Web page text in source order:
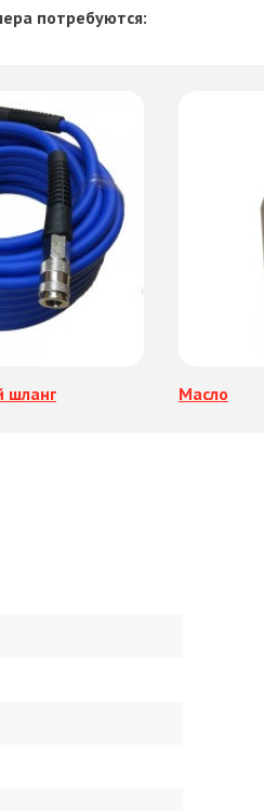
потребуются:
шланг Масло